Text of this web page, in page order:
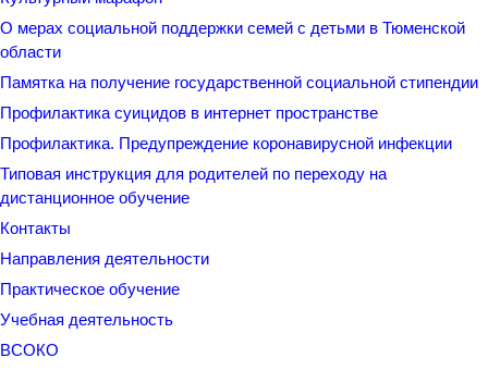
О мерах социальной поддержки семей с детьми в Тюменской
области
Памятка на получение государственной социальной стипендии
Профилактика суицидов в интернет пространстве
Профилактика. Предупреждение коронавирусной инфекции
Типовая инструкция для родителей по переходу на
дистанционное обучение
Контакты
Направления деятельности
Практическое обучение
Учебная деятельность
ВСОКО